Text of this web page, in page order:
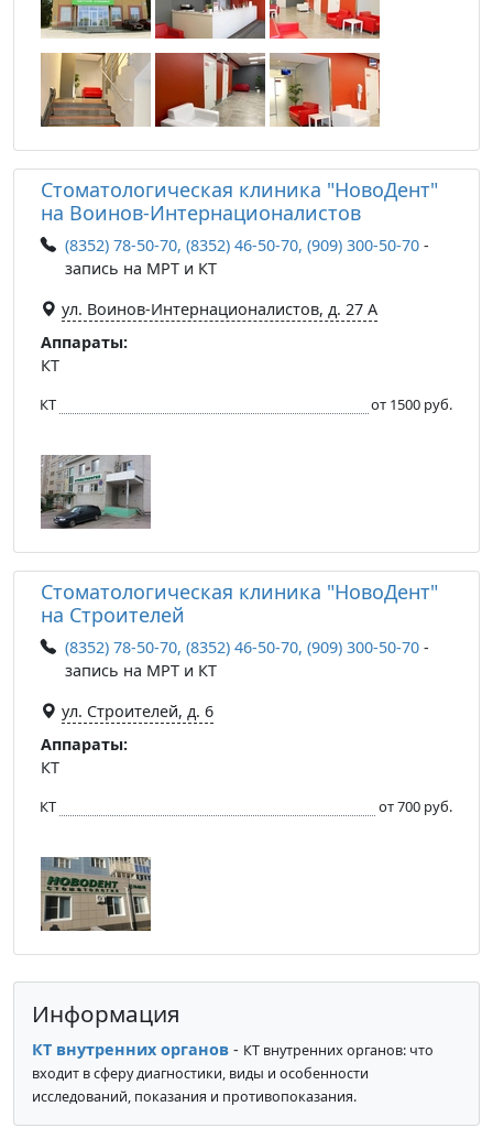
Стоматологическая клиника "НовоДент"
на Воинов-Интернационалистов
(8352) 78-50-70, (8352) 46-50-70, (909) 300-50-70 -
запись на МРТ и КТ
ул. Воинов-Интернационалистов, д. 27 А
Аппараты:
КТ
КТ от 1500 руб.
Стоматологическая клиника "НовоДент"
на Строителей
(8352) 78-50-70, (8352) 46-50-70, (909) 300-50-70 -
запись на МРТ и КТ
ул. Строителей, д. 6
Аппараты:
КТ
КТ от 700 руб.
Информация
КТ внутренних органов - КТ внутренних органов: что
входит в сферу диагностики, виды и особенности
исследований, показания и противопоказания.